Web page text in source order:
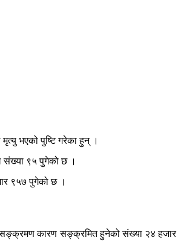
भएको पुष्टि गरेका हुन् ।
संख्या ९५ पुगेको छ ।
९५७ पुगेको छ ।
सङ्क्रमण कारण सङ्क्रमित हुनेको संख्या २४ हजार